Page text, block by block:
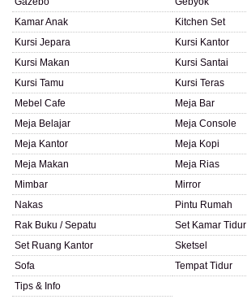
Kamar Anak
Kitchen Set
Kursi Jepara
Kursi Kantor
Kursi Makan
Kursi Santai
Kursi Tamu
Kursi Teras
Mebel Cafe
Meja Bar
Meja Belajar
Meja Console
Meja Kantor
Meja Kopi
Meja Makan
Meja Rias
Mimbar
Mirror
Nakas
Pintu Rumah
Rak Buku / Sepatu
Set Kamar Tidur
Set Ruang Kantor
Sketsel
Sofa
Tempat Tidur
Tips & Info